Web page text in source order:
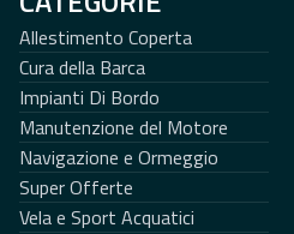
Allestimento Coperta
Cura della Barca
Impianti Di Bordo
Manutenzione del Motore
Navigazione e Ormeggio
Super Offerte
Vela e Sport Acquatici